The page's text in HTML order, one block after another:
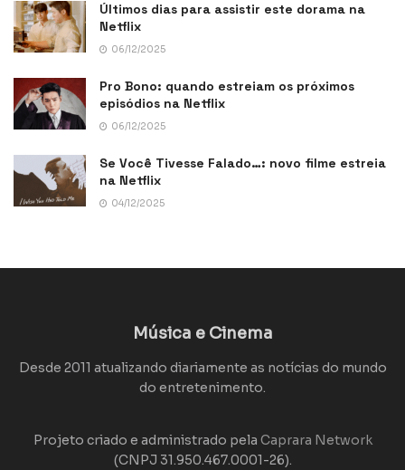
Últimos dias para assistir este dorama na
Netflix
06/12/2025
Pro Bono: quando estreiam os próximos
episódios na Netflix
06/12/2025
Se Você Tivesse Falado…: novo filme estreia
na Netflix
04/12/2025
Música e Cinema
Desde 2011 atualizando diariamente as notícias do mundo
do entretenimento.
Projeto criado e administrado pela Caprara Network
(CNPJ 31.950.467.0001-26).